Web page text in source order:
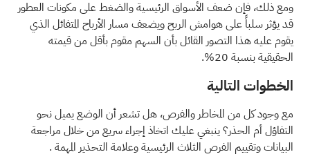
ومع ذلك، فإن ضعف الأسواق الرئيسية والضغط على مكونات العطور
قد يؤثر سلباً على هوامش الربح ويضعف مسار الأرباح المتفائل الذي
يقوم عليه هذا التصور القائل بأن السهم مقوم بأقل من قيمته
الحقيقية بنسبة 20%.
الخطوات التالية
مع وجود كل من المخاطر والفرص، هل تشعر أن الوضع يميل نحو
التفاؤل أم الحذر؟ ينبغي عليك اتخاذ إجراء سريع من خلال مراجعة
البيانات وتقييم الفرص الثلاث الرئيسية وعلامة التحذير المهمة.